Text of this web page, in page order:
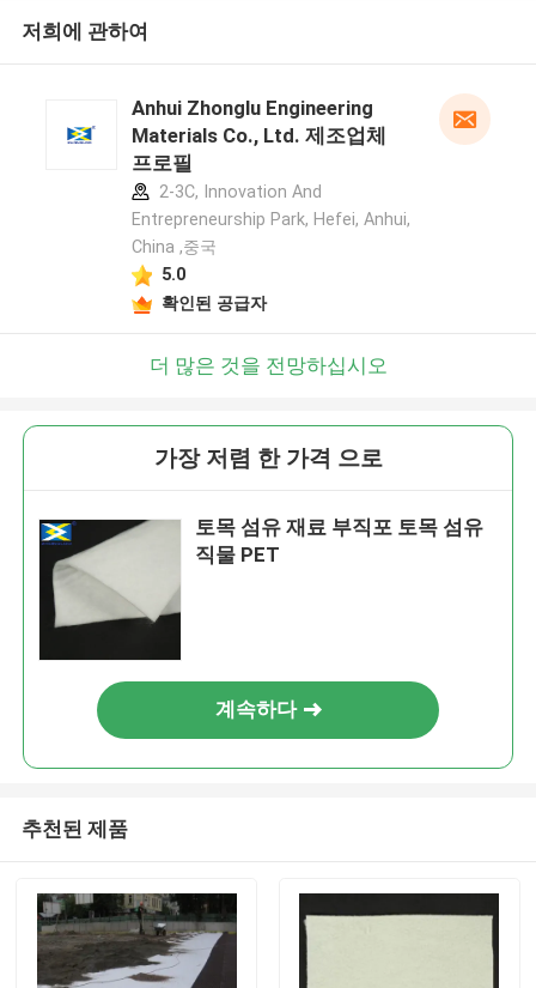
저희에 관하여
Anhui Zhonglu Engineering
Materials Co., Ltd. 제조업체
프로필
2-3C, Innovation And
Entrepreneurship Park, Hefei, Anhui,
China ,중국
5.0
확인된 공급자
더 많은 것을 전망하십시오
가장 저렴 한 가격 으로
토목 섬유 재료 부직포 토목 섬유
직물 PET
계속하다
추천된 제품